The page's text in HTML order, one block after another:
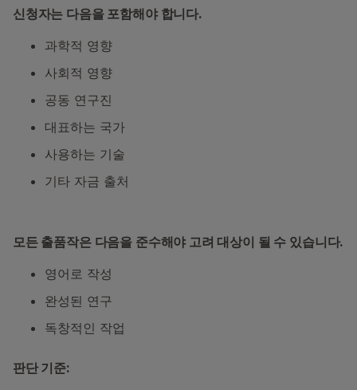
신청자는 다음을 포함해야 합니다.
과학적 영향
사회적 영향
공동 연구진
대표하는 국가
사용하는 기술
기타 자금 출처
모든 출품작은 다음을 준수해야 고려 대상이 될 수 있습니다.
영어로 작성
완성된 연구
독창적인 작업
판단 기준: